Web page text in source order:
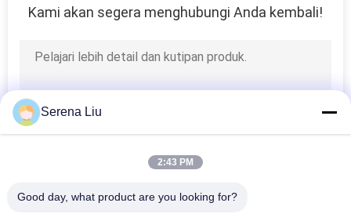
Kami akan segera menghubungi Anda kembali!
Serena Liu
2:43 PM
Good day, what product are you looking for?